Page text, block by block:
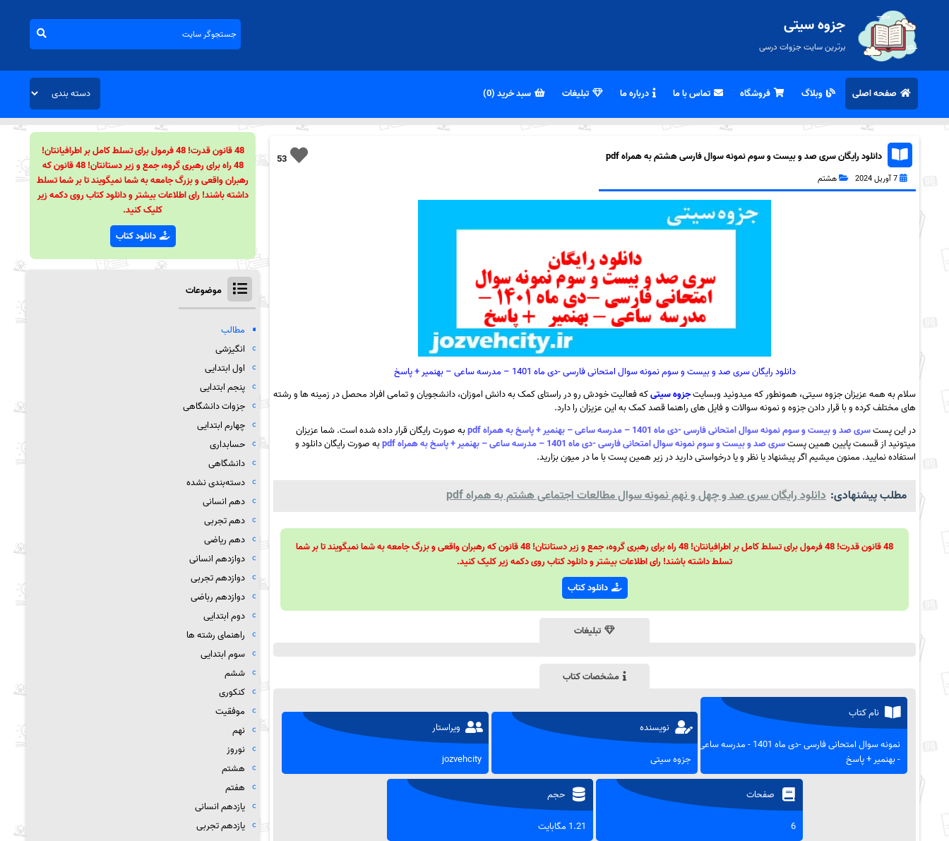
جزوه سیتی
برترین سایت جزوات درسی
صفحه اصلی وبلاگ فروشگاه تماس با ما درباره ما تبلیغات سبد خرید (0)
53 دانلود رایگان سری صد و بیست و سوم نمونه سوال فارسی هشتم به همراه pdf
7 آوریل 2024 هشتم
دانلود رایگان سری صد و بیست و سوم نمونه سوال امتحانی فارسی -دی ماه 1401 – مدرسه ساعی – بهنمیر + پاسخ
سلام به همه عزیزان جزوه سیتی، همونطور که میدونید وبسایتجزوه سیتیکه فعالیت خودش رو در راستای کمک به دانش اموزان، دانشجویان و تمامی افراد محصل در زمینه ها و رشته
های مختلف کرده و با قرار دادن جزوه و نمونه سوالات و فایل های راهنما قصد کمک به این عزیزان را دارد.
در این پستسری صد و بیست و سوم نمونه سوال امتحانی فارسی -دی ماه 1401 – مدرسه ساعی – بهنمیر + پاسخ به همراه pdf
به صورت رایگان قرار داده شده است. شما عزیزان
میتونید از قسمت پایین همین پستسری صد و بیست و سوم نمونه سوال امتحانی فارسی -دی ماه 1401 – مدرسه ساعی – بهنمیر + پاسخ به همراه pdf
به صورت رایگان دانلود و
استفاده نمایید. ممنون میشیم اگر پیشنهاد یا نظر و یا درخواستی دارید در زیر همین پست با ما در میون بزارید.
مطلب پیشنهادی: دانلود رایگان سری صد و چهل و نهم نمونه سوال مطالعات اجتماعی هشتم به همراه pdf
48 قانون قدرت! 48 فرمول برای تسلط کامل بر اطرافیانتان! 48 راه برای رهبری گروه، جمع و زیر دستانتان! 48 قانون که رهبران واقعی و بزرگ جامعه به شما نمیگویند تا بر شما
تسلط داشته باشند! رای اطلاعات بیشتر و دانلود کتاب روی دکمه زیر کلیک کنید.
دانلود کتاب
تبلیغات
مشخصات کتاب
نام کتاب
نمونه سوال امتحانی فارسی -دی ماه 1401 - مدرسه ساعی
- بهنمیر + پاسخ
نویسنده
جزوه سیتی
ویراستار
jozvehcity
صفحات
6
حجم
1.21 مگابایت
48 قانون قدرت! 48 فرمول برای تسلط کامل بر اطرافیانتان!
48 راه برای رهبری گروه، جمع و زیر دستانتان! 48 قانون که
رهبران واقعی و بزرگ جامعه به شما نمیگویند تا بر شما تسلط
داشته باشند! رای اطلاعات بیشتر و دانلود کتاب روی دکمه زیر
کلیک کنید.
دانلود کتاب
موضوعات
مطالب
انگیزشی
اول ابتدایی
پنجم ابتدایی
جزوات دانشگاهی
چهارم ابتدایی
حسابداری
دانشگاهی
دسته‌بندی نشده
دهم انسانی
دهم تجربی
دهم ریاضی
دوازدهم انسانی
دوازدهم تجربی
دوازدهم رباضی
دوم ابتدایی
راهنمای رشته ها
سوم ابتدایی
ششم
کنکوری
موفقیت
نهم
نوروز
هشتم
هفتم
یازدهم انسانی
یازدهم تجربی